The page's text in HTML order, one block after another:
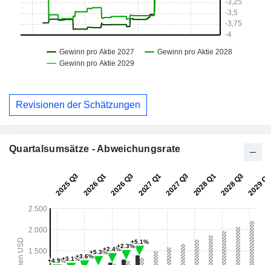
Revisionen der Schätzungen
Quartalsumsätze - Abweichungsrate